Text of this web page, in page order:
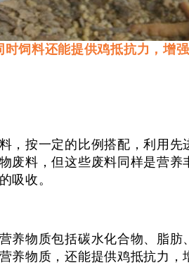
饲料还能提供鸡抵抗力，增
按一定的比例搭配，利用先
废料，但这些废料同样是营
吸收。
物质包括碳水化合物、脂肪
养物质，还能提供鸡抵抗力，